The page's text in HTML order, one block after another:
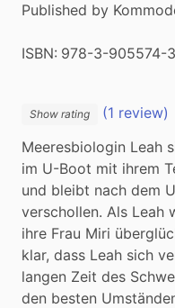
Published by
ISBN: 978-3-905574-
Show rating
(1 review)
Meeresbiologin Leah
im U-Boot mit ihrem
und bleibt nach dem
verschollen. Als Leah
ihre Frau Miri
klar, dass Leah sich
langen Zeit des
den besten